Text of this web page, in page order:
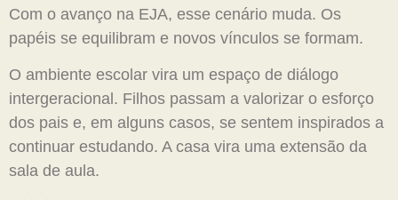
Com o avanço na EJA, esse cenário muda. Os
papéis se equilibram e novos vínculos se formam.
O ambiente escolar vira um espaço de diálogo
intergeracional. Filhos passam a valorizar o esforço
dos pais e, em alguns casos, se sentem inspirados a
continuar estudando. A casa vira uma extensão da
sala de aula.